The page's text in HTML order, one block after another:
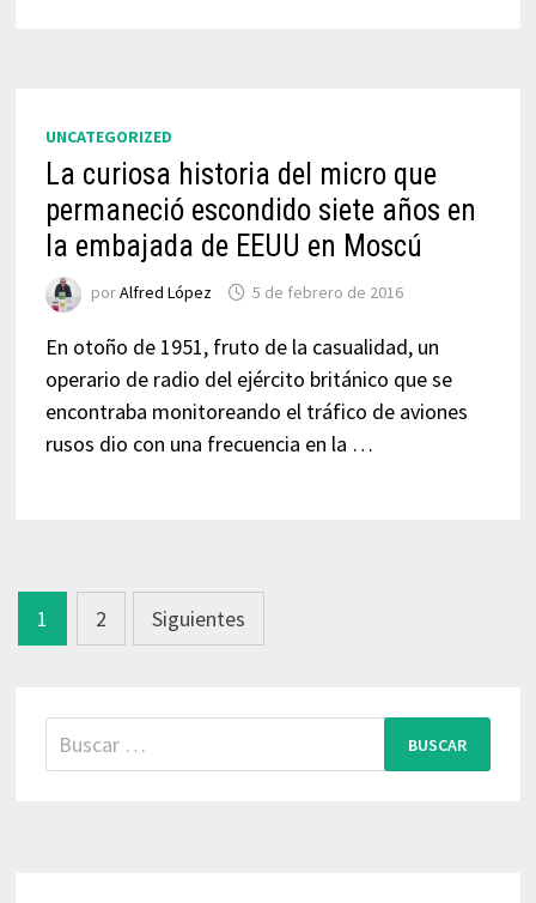
UNCATEGORIZED
La curiosa historia del micro que
permaneció escondido siete años en
la embajada de EEUU en Moscú
porAlfred López 5 de febrero de 2016
En otoño de 1951, fruto de la casualidad, un
operario de radio del ejército británico que se
encontraba monitoreando el tráfico de aviones
rusos dio con una frecuencia en la …
Paginación
de
1 2 Siguientes
Buscar: